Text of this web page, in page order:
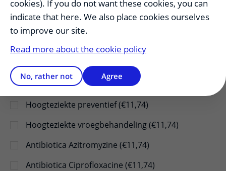
Malariaprofylaxe Mefloquine (€11,74)
Malariaprofylaxe Doxycycline (€11,74)
Malariaprofylaxe Proguanil (€11,74)
Malariaprofylaxe Chloroquine (€11,74)
Malaria Noodbehandeling (€11,74)
Hoogteziekte preventief (€11,74)
Hoogteziekte vroegbehandeling (€11,74)
Antibiotica Azitromyzine (€11,74)
Antibiotica Ciprofloxacine (€11,74)
cookies). If you do not want these cookies, you can
indicate that here. We also place cookies ourselves
to improve our site.
Read more about the cookie policy
No, rather not Agree